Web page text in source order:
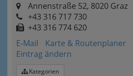
Annenstraße 52, 8020 Graz
+43 316 717 730
+43 316 774 620
E-Mail
Karte & Routenplaner
Eintrag ändern
Kategorien